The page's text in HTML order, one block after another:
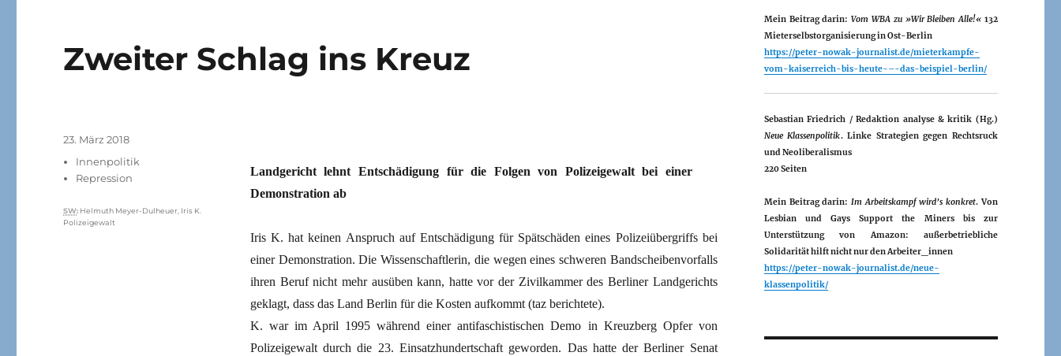
Zweiter Schlag ins Kreuz
Landgericht lehnt Entschädigung für die Folgen von Polizeigewalt bei einer
Demonstration ab
Iris K. hat keinen Anspruch auf Entschädigung für Spätschäden eines Polizeiübergriffs bei
einer Demonstration. Die Wissenschaftlerin, die wegen eines schweren Bandscheibenvorfalls
ihren Beruf nicht mehr ausüben kann, hatte vor der Zivilkammer des Berliner Landgerichts
geklagt, dass das Land Berlin für die Kosten aufkommt (taz berichtete).
K. war im April 1995 während einer antifaschistischen Demo in Kreuzberg Opfer von
Polizeigewalt durch die 23. Einsatzhundertschaft geworden. Das hatte der Berliner Senat
Veröffentlicht
23. März 2018
Kategorien
Innenpolitik
Repression
Schlagwörter
SW: Helmuth Meyer-Dulheuer Iris K.
Polizeigewalt
Mein Beitrag darin: Vom WBA zu »Wir Bleiben Alle!« 132
Mieterselbstorganisierung in Ost-Berlin
https://peter-nowak-journalist.de/mieterkampfe-
vom-kaiserreich-bis-heute-–-das-beispiel-berlin/
Sebastian Friedrich / Redaktion analyse & kritik (Hg.)
Neue Klassenpolitik. Linke Strategien gegen Rechtsruck
und Neoliberalismus
220 Seiten
Mein Beitrag darin: Im Arbeitskampf wird’s konkret. Von
Lesbian und Gays Support the Miners bis zur
Unterstützung von Amazon: außerbetriebliche
Solidarität hilft nicht nur den Arbeiter_innen
https://peter-nowak-journalist.de/neue-
klassenpolitik/